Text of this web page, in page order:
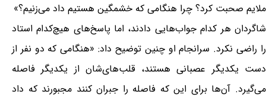
ملایم صحبت کرد؟ چرا هنگامى که خشمگین هستیم داد می‌زنیم؟»
شاگردان هر کدام جواب‌هایى دادند، اما پاسخ‌هاى هیچ‌کدام استاد
را راضى نکرد. سرانجام او چنین توضیح داد: «هنگامى که دو نفر از
دست یکدیگر عصبانى هستند، قلب‌های‌شان از یکدیگر فاصله
می‌گیرد. آن‌ها براى این که فاصله را جبران کنند مجبورند که داد